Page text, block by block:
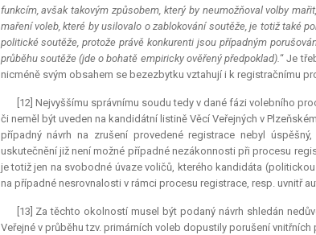
funkcím, avšak takovým způsobem, který by neumožňoval volby
maření voleb, které by usilovalo o zablokování soutěže, je totiž také
politické soutěže, protože právě konkurenti jsou případným
průběhu soutěže (jde o bohatě empiricky ověřený předpoklad).“ Je
nicméně svým obsahem se bezezbytku vztahují i k registračnímu
[12] Nejvyššímu správnímu soudu tedy v dané fázi volebního
či neměl být uveden na kandidátní listině Věcí Veřejných v
případný návrh na zrušení provedené registrace nebyl
uskutečnění již není možné případné nezákonnosti při procesu
je totiž jen na svobodné úvaze voličů, kterého kandidáta
na případné nesrovnalosti v rámci procesu registrace, resp. uvnitř
[13] Za těchto okolností musel být podaný návrh shledán
Veřejné v průběhu tzv. primárních voleb dopustily porušení vnitřních